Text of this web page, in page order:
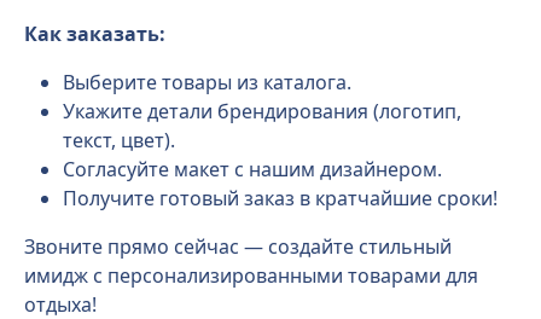
Как заказать:
Выберите товары из каталога.
Укажите детали брендирования (логотип,
текст, цвет).
Согласуйте макет с нашим дизайнером.
Получите готовый заказ в кратчайшие сроки!
Звоните прямо сейчас — создайте стильный
имидж с персонализированными товарами для
отдыха!